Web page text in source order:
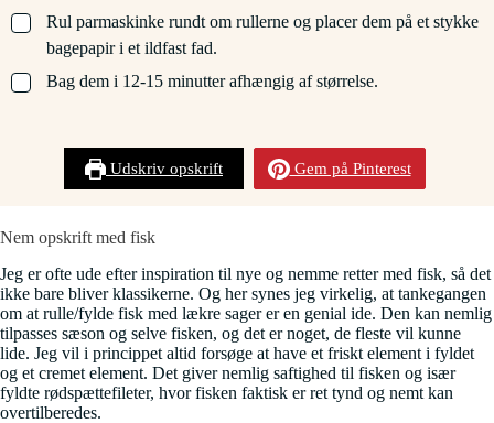
▢
Rul parmaskinke rundt om rullerne og placer dem på et stykke
bagepapir i et ildfast fad.
▢
Bag dem i 12-15 minutter afhængig af størrelse.
Udskriv opskrift Gem på Pinterest
Nem opskrift med fisk
Jeg er ofte ude efter inspiration til nye og nemme retter med fisk, så det
ikke bare bliver klassikerne. Og her synes jeg virkelig, at tankegangen
om at rulle/fylde fisk med lækre sager er en genial ide. Den kan nemlig
tilpasses sæson og selve fisken, og det er noget, de fleste vil kunne
lide. Jeg vil i princippet altid forsøge at have et friskt element i fyldet
og et cremet element. Det giver nemlig saftighed til fisken og især
fyldte rødspættefileter, hvor fisken faktisk er ret tynd og nemt kan
overtilberedes.